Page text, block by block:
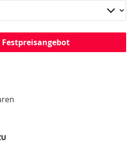
Festpreisangebot